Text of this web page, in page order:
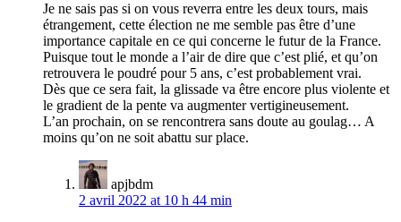
Je ne sais pas si on vous reverra entre les deux tours, mais
étrangement, cette élection ne me semble pas être d’une
importance capitale en ce qui concerne le futur de la France.
Puisque tout le monde a l’air de dire que c’est plié, et qu’on
retrouvera le poudré pour 5 ans, c’est probablement vrai.
Dès que ce sera fait, la glissade va être encore plus violente et
le gradient de la pente va augmenter vertigineusement.
L’an prochain, on se rencontrera sans doute au goulag… A
moins qu’on ne soit abattu sur place.
apjbdm
2 avril 2022 at 10 h 44 min